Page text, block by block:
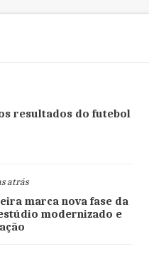
resultados do futebol
atrás
marca nova fase da
modernizado e